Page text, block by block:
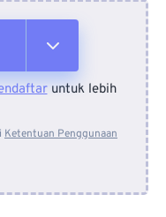
untuk lebih
Ketentuan Penggunaan